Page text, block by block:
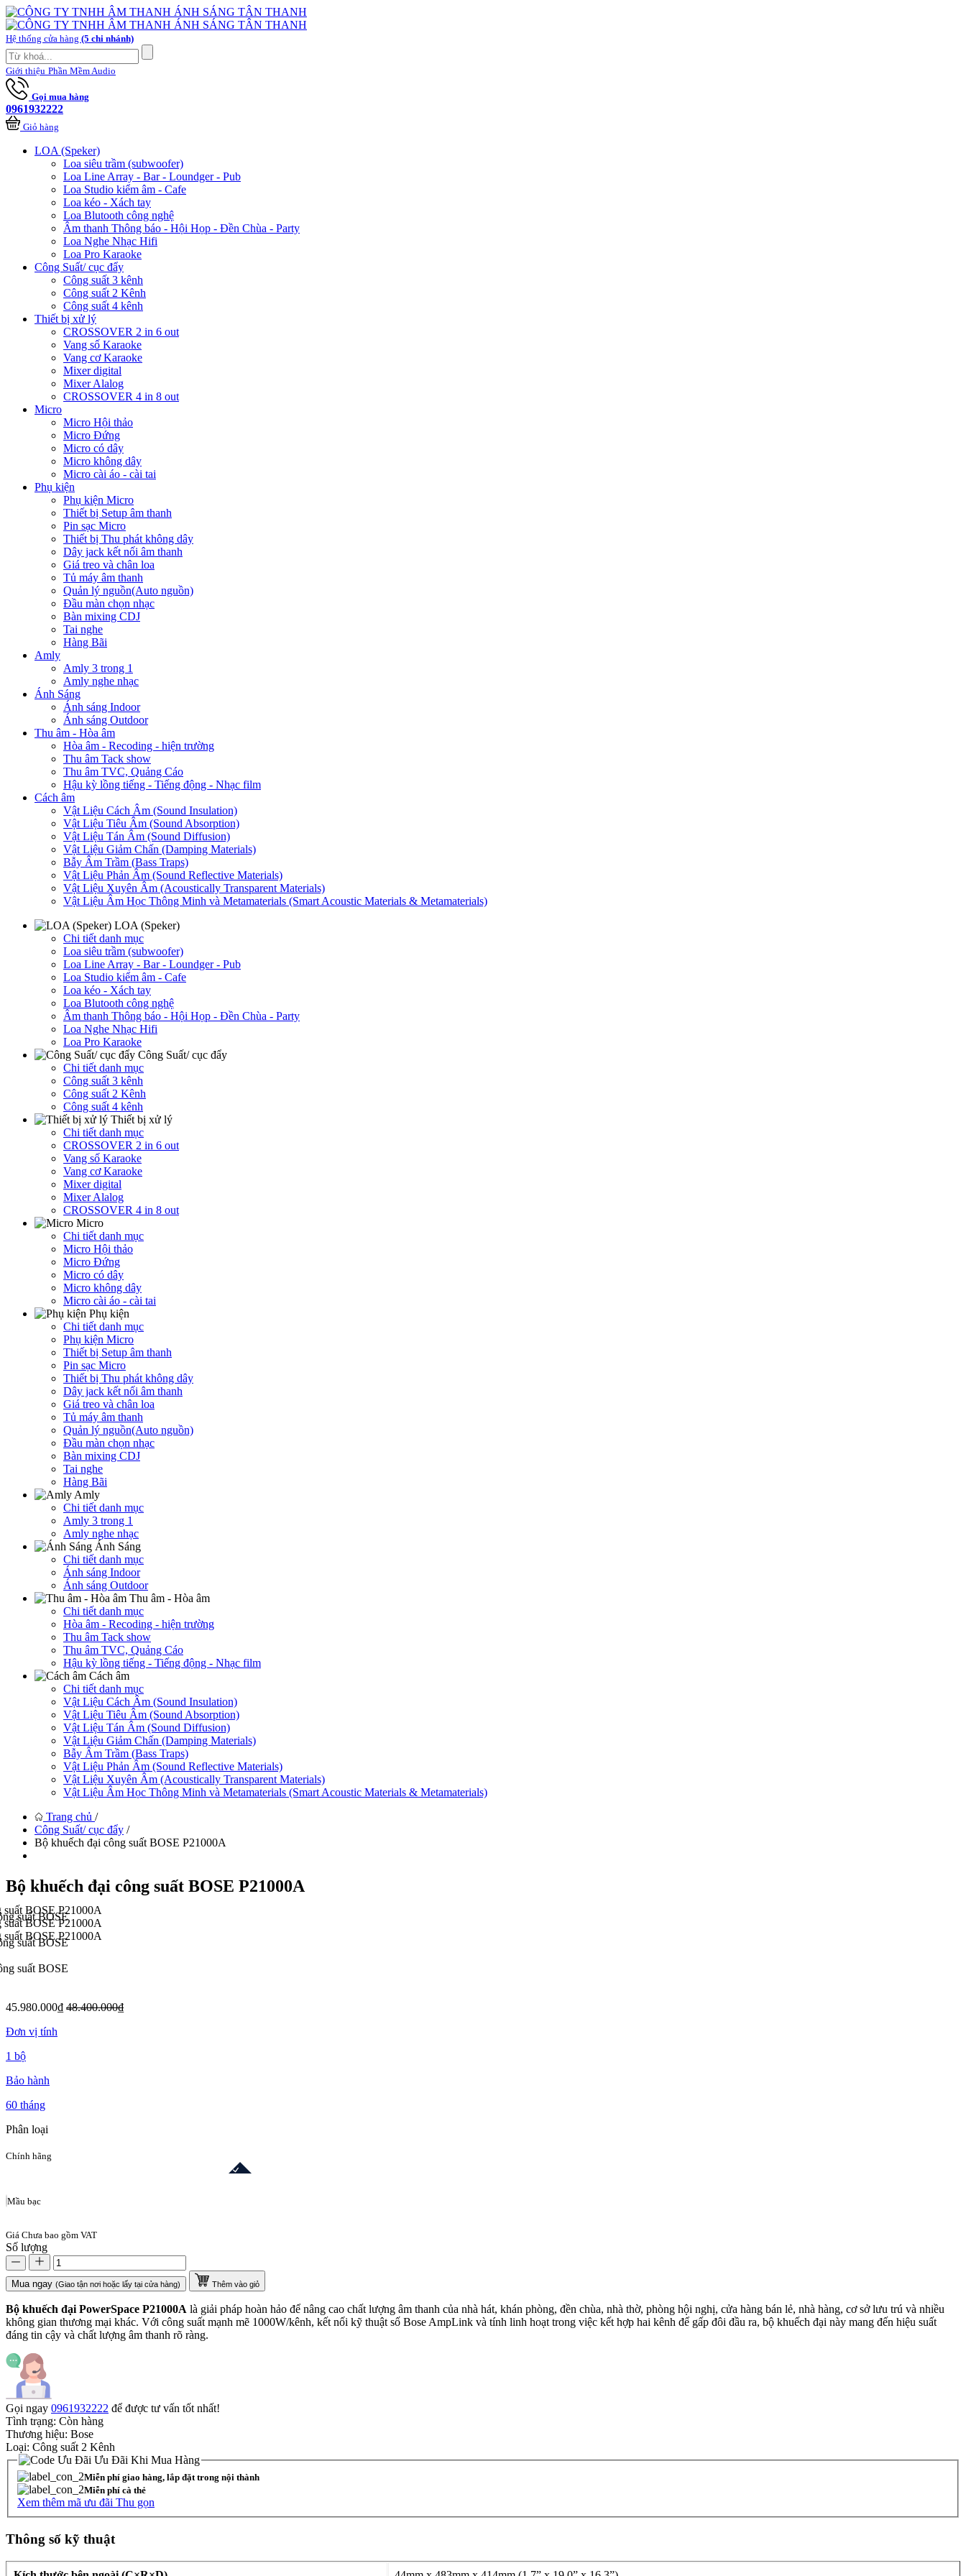
Hệ thống cửa hàng (5 chi nhánh)
Giới thiệu Phần Mềm Audio
Gọi mua hàng
0961932222
Giỏ hàng
LOA (Speker)
Loa siêu trầm (subwoofer)
Loa Line Array - Bar - Loundger - Pub
Loa Studio kiểm âm - Cafe
Loa kéo - Xách tay
Loa Blutooth công nghệ
Âm thanh Thông báo - Hội Họp - Đền Chùa - Party
Loa Nghe Nhạc Hifi
Loa Pro Karaoke
Công Suất/ cục đẩy
Công suất 3 kênh
Công suất 2 Kênh
Công suất 4 kênh
Thiết bị xử lý
CROSSOVER 2 in 6 out
Vang số Karaoke
Vang cơ Karaoke
Mixer digital
Mixer Alalog
CROSSOVER 4 in 8 out
Micro
Micro Hội thảo
Micro Đứng
Micro có dây
Micro không dây
Micro cài áo - cài tai
Phụ kiện
Phụ kiện Micro
Thiết bị Setup âm thanh
Pin sạc Micro
Thiết bị Thu phát không dây
Dây jack kết nối âm thanh
Giá treo và chân loa
Tủ máy âm thanh
Quản lý nguồn(Auto nguồn)
Đầu màn chọn nhạc
Bàn mixing CDJ
Tai nghe
Hàng Bãi
Amly
Amly 3 trong 1
Amly nghe nhạc
Ánh Sáng
Ánh sáng Indoor
Ánh sáng Outdoor
Thu âm - Hòa âm
Hòa âm - Recoding - hiện trường
Thu âm Tack show
Thu âm TVC, Quảng Cáo
Hậu kỳ lồng tiếng - Tiếng động - Nhạc film
Cách âm
Vật Liệu Cách Âm (Sound Insulation)
Vật Liệu Tiêu Âm (Sound Absorption)
Vật Liệu Tán Âm (Sound Diffusion)
Vật Liệu Giảm Chấn (Damping Materials)
Bẫy Âm Trầm (Bass Traps)
Vật Liệu Phản Âm (Sound Reflective Materials)
Vật Liệu Xuyên Âm (Acoustically Transparent Materials)
Vật Liệu Âm Học Thông Minh và Metamaterials (Smart Acoustic Materials & Metamaterials)
LOA (Speker)
Chi tiết danh mục
Loa siêu trầm (subwoofer)
Loa Line Array - Bar - Loundger - Pub
Loa Studio kiểm âm - Cafe
Loa kéo - Xách tay
Loa Blutooth công nghệ
Âm thanh Thông báo - Hội Họp - Đền Chùa - Party
Loa Nghe Nhạc Hifi
Loa Pro Karaoke
Công Suất/ cục đẩy
Chi tiết danh mục
Công suất 3 kênh
Công suất 2 Kênh
Công suất 4 kênh
Thiết bị xử lý
Chi tiết danh mục
CROSSOVER 2 in 6 out
Vang số Karaoke
Vang cơ Karaoke
Mixer digital
Mixer Alalog
CROSSOVER 4 in 8 out
Micro
Chi tiết danh mục
Micro Hội thảo
Micro Đứng
Micro có dây
Micro không dây
Micro cài áo - cài tai
Phụ kiện
Chi tiết danh mục
Phụ kiện Micro
Thiết bị Setup âm thanh
Pin sạc Micro
Thiết bị Thu phát không dây
Dây jack kết nối âm thanh
Giá treo và chân loa
Tủ máy âm thanh
Quản lý nguồn(Auto nguồn)
Đầu màn chọn nhạc
Bàn mixing CDJ
Tai nghe
Hàng Bãi
Amly
Chi tiết danh mục
Amly 3 trong 1
Amly nghe nhạc
Ánh Sáng
Chi tiết danh mục
Ánh sáng Indoor
Ánh sáng Outdoor
Thu âm - Hòa âm
Chi tiết danh mục
Hòa âm - Recoding - hiện trường
Thu âm Tack show
Thu âm TVC, Quảng Cáo
Hậu kỳ lồng tiếng - Tiếng động - Nhạc film
Cách âm
Chi tiết danh mục
Vật Liệu Cách Âm (Sound Insulation)
Vật Liệu Tiêu Âm (Sound Absorption)
Vật Liệu Tán Âm (Sound Diffusion)
Vật Liệu Giảm Chấn (Damping Materials)
Bẫy Âm Trầm (Bass Traps)
Vật Liệu Phản Âm (Sound Reflective Materials)
Vật Liệu Xuyên Âm (Acoustically Transparent Materials)
Vật Liệu Âm Học Thông Minh và Metamaterials (Smart Acoustic Materials & Metamaterials)
Trang chủ /
Công Suất/ cục đẩy /
Bộ khuếch đại công suất BOSE P21000A
Bộ khuếch đại công suất BOSE P21000A
45.980.000₫ 48.400.000₫
Đơn vị tính
1 bộ
Bảo hành
60 tháng
Phân loại
Chính hãng
Mầu bạc
Giá Chưa bao gồm VAT
Số lượng
Mua ngay (Giao tận nơi hoặc lấy tại cửa hàng) Thêm vào giỏ
Bộ khuếch đại PowerSpace P21000A là giải pháp hoàn hảo để nâng cao chất lượng âm thanh của nhà hát, khán phòng, đền chùa, nhà thờ, phòng hội nghị, cửa hàng bán lẻ, nhà hàng, cơ sở lưu trú và nhiều
không gian thương mại khác. Với công suất mạnh mẽ 1000W/kênh, kết nối kỹ thuật số Bose AmpLink và tính linh hoạt trong việc kết hợp hai kênh để gấp đôi đầu ra, bộ khuếch đại này mang đến hiệu suất
đáng tin cậy và chất lượng âm thanh rõ ràng.
Gọi ngay 0961932222 để được tư vấn tốt nhất!
Tình trạng: Còn hàng
Thương hiệu: Bose
Loại: Công suất 2 Kênh
Ưu Đãi Khi Mua Hàng
Miễn phí giao hàng, lắp đặt trong nội thành
Miễn phí cà thẻ
Xem thêm mã ưu đãi Thu gọn
Thông số kỹ thuật